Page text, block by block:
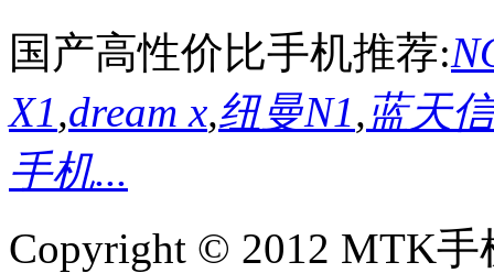
国产高性价比手机推荐:
X1,dream x,纽曼N1,蓝天
手机...
Copyright © 2012 MTK